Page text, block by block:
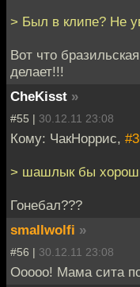
> Был в клипе? Не
Вот что
делает!!!
CheKisst »
#55 | 30.12.11 23:08
Кому: ЧакНоррис,
> шашлык бы
Гонебал???
smallwolfi »
#56 | 30.12.11 23:08
Ооооо! Мама сита